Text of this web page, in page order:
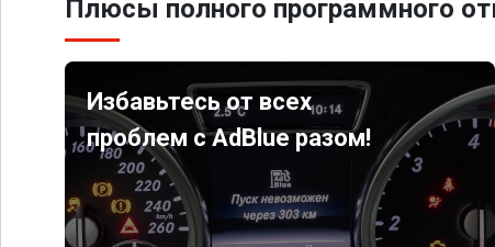
Плюсы полного программного
Избавьтесь от всех
проблем с AdBlue разом!